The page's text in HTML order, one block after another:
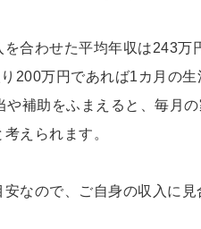
合わせた平均年収は243
200万円であれば1カ月の
補助をふまえると、毎月
えられます。
なので、ご自身の収入に